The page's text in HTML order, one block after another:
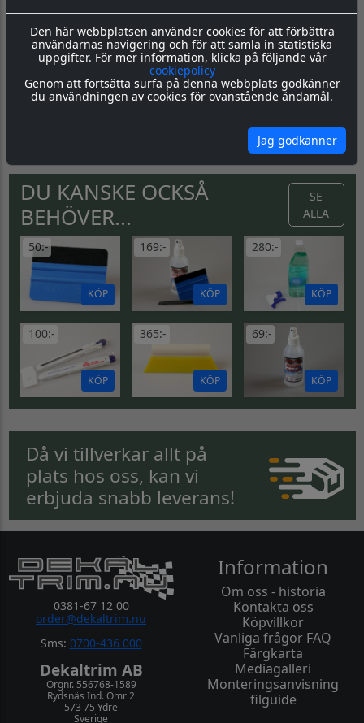
Den här webbplatsen använder cookies för att förbättra
användarnas navigering och för att samla in statistiska
uppgifter. För mer information, klicka på följande vår
cookiepolicy
Genom att fortsätta surfa på denna webbplats godkänner
du användningen av cookies för ovanstående ändamål.
Jag godkänner
Produktbeskrivning
Dokument
Slitstark och tålig golvdekal. Varning halkrisk. 400x400mm
Vi har ett brett sortiment av varning & säkerhetsskyltar i
standardutformning.
Välj mellan våra olika material och storlekar.
DU KANSKE OCKSÅ
BEHÖVER...
SE
ALLA
50:-
KÖP
169:-
KÖP
280:-
KÖP
100:-
KÖP
365:-
KÖP
69:-
KÖP
Då vi tillverkar allt på
plats hos oss, kan vi
erbjuda snabb leverans!
0381-67 12 00
order@dekaltrim.nu
Sms: 0700-436 000
Dekaltrim AB
Orgnr. 556768-1589
Rydsnäs Ind. Omr 2
573 75 Ydre
Sverige
Information
Om oss - historia
Kontakta oss
Köpvillkor
Vanliga frågor FAQ
Färgkarta
Mediagalleri
Monteringsanvisning
filguide